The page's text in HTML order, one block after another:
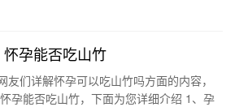
孕能否吃山竹
们详解怀孕可以吃山竹吗方面的内容，
孕能否吃山竹，下面为您详细介绍 1、孕